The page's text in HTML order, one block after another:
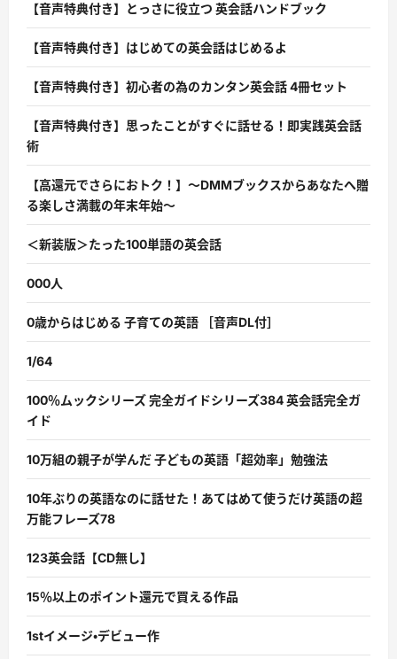
【音声特典付き】とっさに役立つ 英会話ハンドブック
【音声特典付き】はじめての英会話はじめるよ
【音声特典付き】初心者の為のカンタン英会話 4冊セット
【音声特典付き】思ったことがすぐに話せる！即実践英会話
術
【高還元でさらにおトク！】〜DMMブックスからあなたへ贈
る楽しさ満載の年末年始〜
＜新装版＞たった100単語の英会話
000人
0歳からはじめる 子育ての英語 ［音声DL付］
1/64
100％ムックシリーズ 完全ガイドシリーズ384 英会話完全ガ
イド
10万組の親子が学んだ 子どもの英語「超効率」勉強法
10年ぶりの英語なのに話せた！あてはめて使うだけ英語の超
万能フレーズ78
123英会話【CD無し】
15％以上のポイント還元で買える作品
1stイメージ・デビュー作